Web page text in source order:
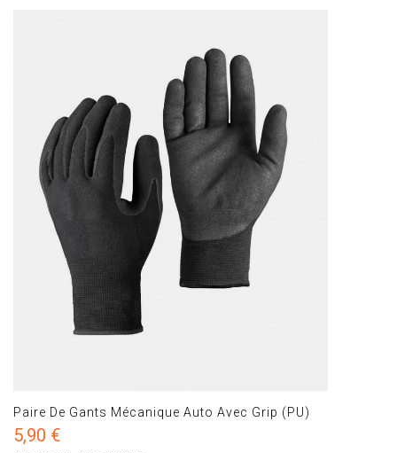
Paire De Gants Mécanique Auto Avec Grip (PU)
5,90 €